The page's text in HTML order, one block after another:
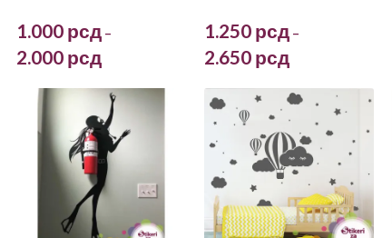
1.000 рсд –
2.000 рсд
1.250 рсд –
2.650 рсд